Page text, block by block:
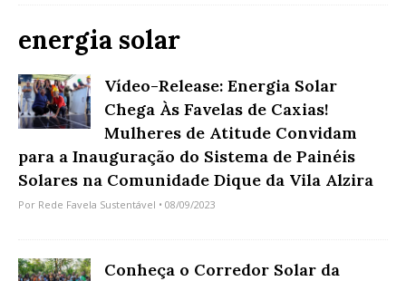
energia solar
Vídeo-Release: Energia Solar
Chega Às Favelas de Caxias!
Mulheres de Atitude Convidam
para a Inauguração do Sistema de Painéis
Solares na Comunidade Dique da Vila Alzira
Por Rede Favela Sustentável • 08/09/2023
Conheça o Corredor Solar da